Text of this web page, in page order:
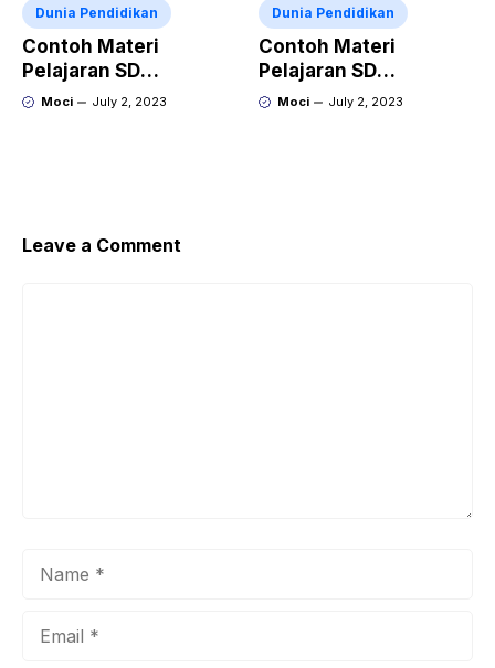
Dunia Pendidikan
Contoh Materi
Pelajaran SD
Penjumlahan dan
Moci July 2, 2023
Dunia Pendidikan
Contoh Materi
Pelajaran SD
Mengenal Angka dan
Moci July 2, 2023
Leave a Comment